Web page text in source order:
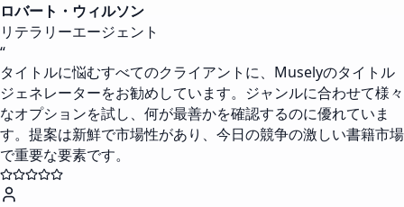
ロバート・ウィルソン
リテラリーエージェント
“
タイトルに悩むすべてのクライアントに、Muselyのタイトル
ジェネレーターをお勧めしています。ジャンルに合わせて様々
なオプションを試し、何が最善かを確認するのに優れていま
す。提案は新鮮で市場性があり、今日の競争の激しい書籍市場
で重要な要素です。